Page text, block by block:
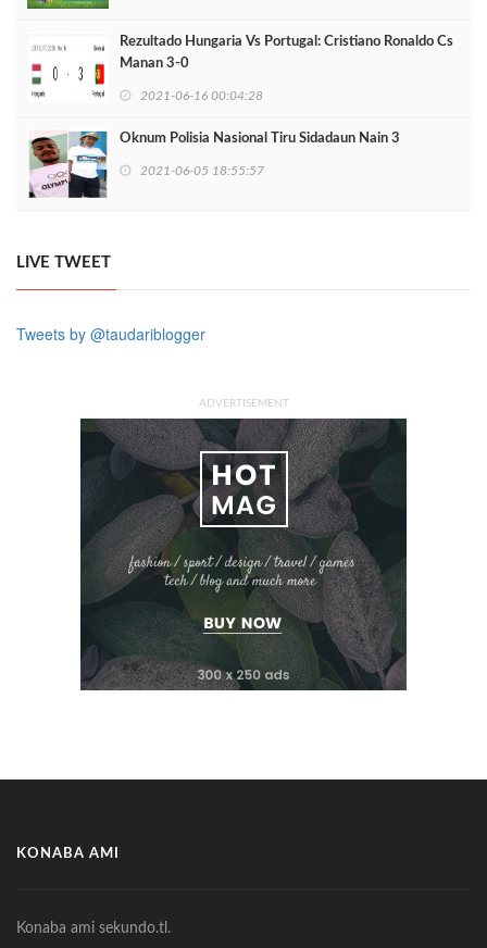
Rezultado Hungaria Vs Portugal: Cristiano Ronaldo Cs
Manan 3-0
2021-06-16 00:04:28
Oknum Polisia Nasional Tiru Sidadaun Nain 3
2021-06-05 18:55:57
LIVE TWEET
Tweets by @taudariblogger
ADVERTISEMENT
KONABA AMI
Konaba ami sekundo.tl.